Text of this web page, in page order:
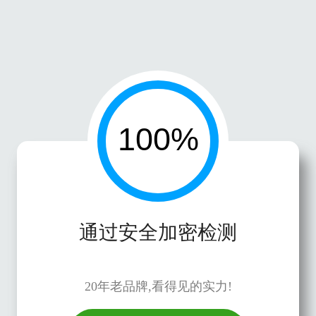
通过安全加密检测
20年老品牌,看得见的实力!